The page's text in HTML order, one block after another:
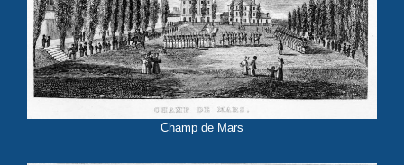
Champ de Mars